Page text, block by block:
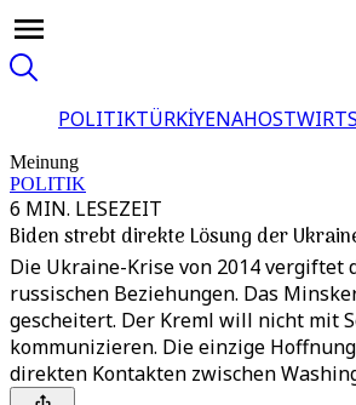
POLITIKTÜRKİYENAHOST
Meinung
POLITIK
6 MIN. LESEZEIT
Biden strebt direkte Lösung der
Die Ukraine-Krise von 2014 vergiftet
russischen Beziehungen. Das
gescheitert. Der Kreml will nicht mit
kommunizieren. Die einzige
direkten Kontakten zwischen